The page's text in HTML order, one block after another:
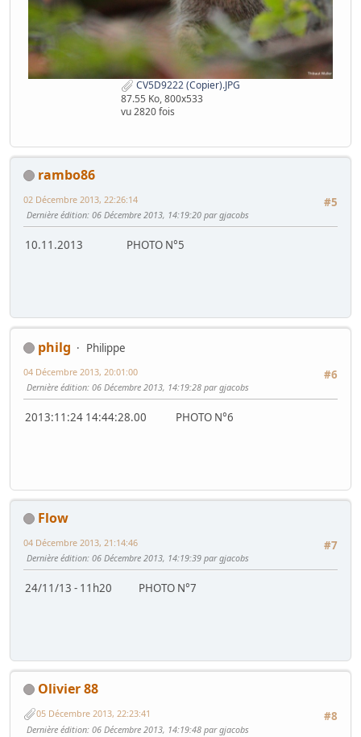
CV5D9222 (Copier).JPG
87.55 Ko, 800x533
vu 2820 fois
rambo86
#5
02 Décembre 2013, 22:26:14
Dernière édition: 06 Décembre 2013, 14:19:20 par gjacobs
10.11.2013 PHOTO N°5
philg
Philippe
#6
04 Décembre 2013, 20:01:00
Dernière édition: 06 Décembre 2013, 14:19:28 par gjacobs
2013:11:24 14:44:28.00 PHOTO N°6
Flow
#7
04 Décembre 2013, 21:14:46
Dernière édition: 06 Décembre 2013, 14:19:39 par gjacobs
24/11/13 - 11h20 PHOTO N°7
Olivier 88
#8
05 Décembre 2013, 22:23:41
Dernière édition: 06 Décembre 2013, 14:19:48 par gjacobs